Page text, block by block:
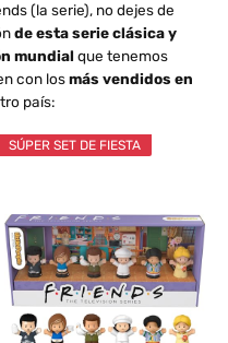
(la serie), no dejes de
de esta serie clásica y
mundial que tenemos
con losmás vendidos en
país:
SÚPER SET DE FIESTA